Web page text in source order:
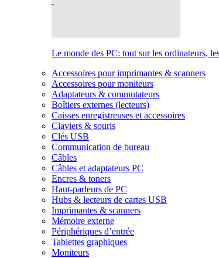
Le monde des PC: tout sur les ordinateurs,
Accessoires pour imprimantes & scanners
Accessoires pour moniteurs
Adaptateurs & commutateurs
Boîtiers externes (lecteurs)
Caisses enregistreuses et accessoires
Claviers & souris
Clés USB
Communication de bureau
Câbles
Câbles et adaptateurs PC
Encres & toners
Haut-parleurs de PC
Hubs & lecteurs de cartes USB
Imprimantes & scanners
Mémoire externe
Périphériques d’entrée
Tablettes graphiques
Moniteurs